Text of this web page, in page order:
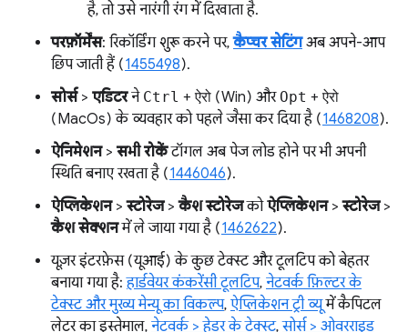
है, तो उसे नारंगी रंग में दिखाता है.
परफ़ॉर्मेंस: रिकॉर्डिंग शुरू करने पर,कैप्चर सेटिंगअब अपने-आप
छिप जाती हैं (1455498).
सोर्स> एडिटरने Ctrl +ऐरो (Win) और Opt +ऐरो
(MacOs) के व्यवहार को पहले जैसा कर दिया है (1468208).
ऐनिमेशन> सभी रोकेंटॉगल अब पेज लोड होने पर भी अपनी
स्थिति बनाए रखता है (1446046).
ऐप्लिकेशन>स्टोरेज>कैश स्टोरेजकोऐप्लिकेशन>स्टोरेज>
कैश सेक्शनमें ले जाया गया है (1462622).
यूज़र इंटरफ़ेस (यूआई) के कुछ टेक्स्ट और टूलटिप को बेहतर
बनाया गया है:हार्डवेयर कंकरेंसी टूलटिप, नेटवर्क फ़िल्टर के
टेक्स्ट और मुख्य मेन्यू का विकल्प, ऐप्लिकेशन ट्री व्यूमें कैपिटल
लेटर का इस्तेमाल, नेटवर्क > हेडर के टेक्स्ट,सोर्स > ओवरराइड